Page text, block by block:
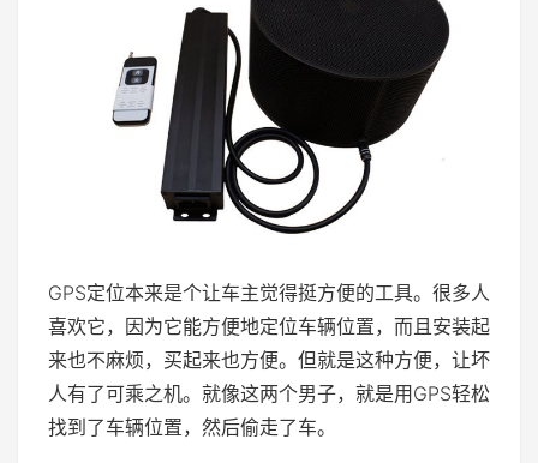
GPS定位本来是个让车主觉得挺方便的工具。很多人
喜欢它，因为它能方便地定位车辆位置，而且安装起
来也不麻烦，买起来也方便。但就是这种方便，让坏
人有了可乘之机。就像这两个男子，就是用GPS轻松
找到了车辆位置，然后偷走了车。